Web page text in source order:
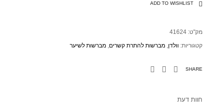
ADD TO WISHLIST
מק"ט: 41624
קטגוריות: וולדן, מברשות להתרת קשרים, מברשות לשיער
SHARE
חוות דעת